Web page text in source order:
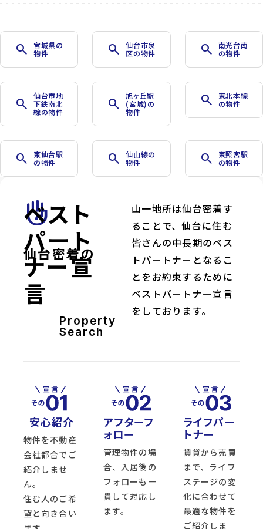
search
宮城県の
物件
search
仙台市泉
区の物件
search
南光台南
の物件
search
仙台市地
下鉄南北
線の物件
search
旭ヶ丘駅
(宮城)の
物件
search
東北本線
の物件
search
東仙台駅
の物件
search
仙山線の
物件
search
東照宮駅
の物件
front_hand
仙台密着の
ベスト
パート
ナー宣
言
Property
Search
山一地所は仙台密着す
ることで、仙台に住む
皆さんの中長期のベス
トパートナーとなるこ
とをお約束するために
ベストパートナー宣言
をしております。
安心紹介
物件を不動産
会社都合でご
紹介しませ
ん。
住む人のご希
望と向き合い
アフターフ
ォロー
管理物件の場
合、入居後の
フォローも一
貫して対応し
ます。
ライフパー
トナー
賃貸から売買
まで、ライフ
ステージの変
化に合わせて
最適な物件を
ご紹介しま